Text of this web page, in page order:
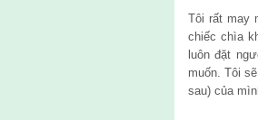
Tôi rất may
chiếc chìa
luôn đặt
muốn. Tôi
sau) của